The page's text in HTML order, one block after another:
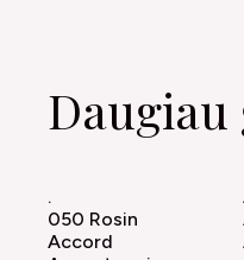
.
050 Rosin
Accord